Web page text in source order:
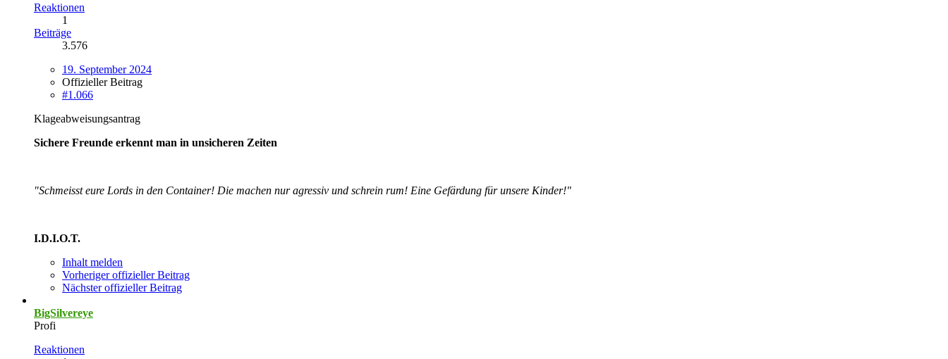
Reaktionen
1
Beiträge
3.576
19. September 2024
Offizieller Beitrag
#1.066
Klageabweisungsantrag
Sichere Freunde erkennt man in unsicheren Zeiten
"Schmeisst eure Lords in den Container! Die machen nur agressiv und schrein rum! Eine Gefärdung für unsere Kinder!"
I.D.I.O.T.
Inhalt melden
Vorheriger offizieller Beitrag
Nächster offizieller Beitrag
BigSilvereye
Profi
Reaktionen